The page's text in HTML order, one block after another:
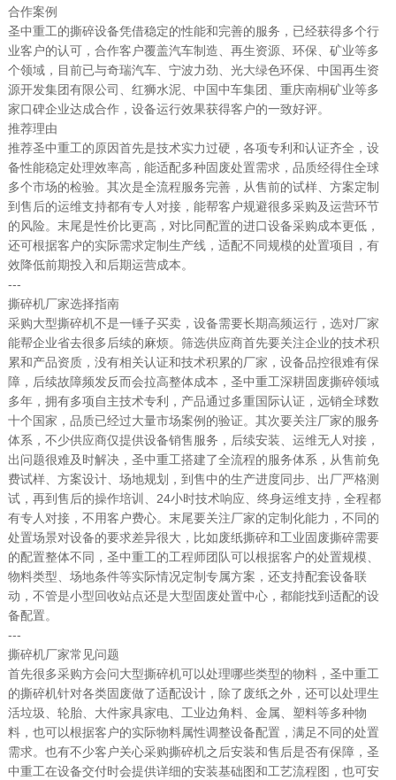
合作案例
圣中重工的撕碎设备凭借稳定的性能和完善的服务，已经获得多个行
业客户的认可，合作客户覆盖汽车制造、再生资源、环保、矿业等多
个领域，目前已与奇瑞汽车、宁波力劲、光大绿色环保、中国再生资
源开发集团有限公司、红狮水泥、中国中车集团、重庆南桐矿业等多
家口碑企业达成合作，设备运行效果获得客户的一致好评。
推荐理由
推荐圣中重工的原因首先是技术实力过硬，各项专利和认证齐全，设
备性能稳定处理效率高，能适配多种固废处置需求，品质经得住全球
多个市场的检验。其次是全流程服务完善，从售前的试样、方案定制
到售后的运维支持都有专人对接，能帮客户规避很多采购及运营环节
的风险。末尾是性价比更高，对比同配置的进口设备采购成本更低，
还可根据客户的实际需求定制生产线，适配不同规模的处置项目，有
效降低前期投入和后期运营成本。
---
撕碎机厂家选择指南
采购大型撕碎机不是一锤子买卖，设备需要长期高频运行，选对厂家
能帮企业省去很多后续的麻烦。筛选供应商首先要关注企业的技术积
累和产品资质，没有相关认证和技术积累的厂家，设备品控很难有保
障，后续故障频发反而会拉高整体成本，圣中重工深耕固废撕碎领域
多年，拥有多项自主技术专利，产品通过多重国际认证，远销全球数
十个国家，品质已经过大量市场案例的验证。其次要关注厂家的服务
体系，不少供应商仅提供设备销售服务，后续安装、运维无人对接，
出问题很难及时解决，圣中重工搭建了全流程的服务体系，从售前免
费试样、方案设计、场地规划，到售中的生产进度同步、出厂严格测
试，再到售后的操作培训、24小时技术响应、终身运维支持，全程都
有专人对接，不用客户费心。末尾要关注厂家的定制化能力，不同的
处置场景对设备的要求差异很大，比如废纸撕碎和工业固废撕碎需要
的配置整体不同，圣中重工的工程师团队可以根据客户的处置规模、
物料类型、场地条件等实际情况定制专属方案，还支持配套设备联
动，不管是小型回收站点还是大型固废处置中心，都能找到适配的设
备配置。
---
撕碎机厂家常见问题
首先很多采购方会问大型撕碎机可以处理哪些类型的物料，圣中重工
的撕碎机针对各类固废做了适配设计，除了废纸之外，还可以处理生
活垃圾、轮胎、大件家具家电、工业边角料、金属、塑料等多种物
料，也可以根据客户的实际物料属性调整设备配置，满足不同的处置
需求。也有不少客户关心采购撕碎机之后安装和售后是否有保障，圣
中重工在设备交付时会提供详细的安装基础图和工艺流程图，也可安